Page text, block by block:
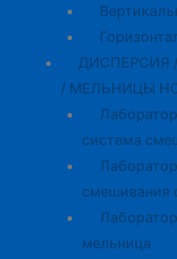
ДИСПЕРСИЯ
/ МЕЛЬНИЦЫ
система
смешивания
мельница